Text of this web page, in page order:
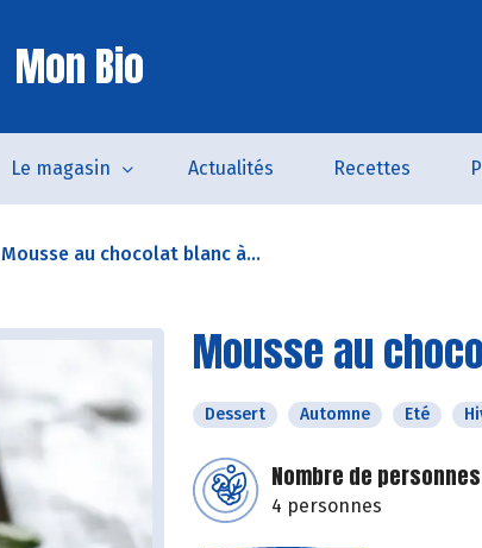
Mon Bio
Le magasin Actualités Recettes
Mousse au chocolat blanc à...
Mousse au
Dessert Automne Eté
Nombre de personnes
4 personnes